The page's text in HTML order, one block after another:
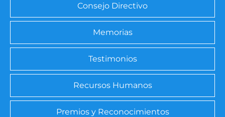
Consejo Directivo
Memorias
Testimonios
Recursos Humanos
Premios y Reconocimientos